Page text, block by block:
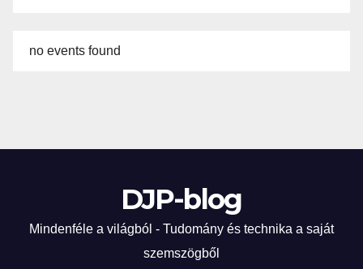
no events found
DJP-blog
Mindenféle a világból - Tudomány és technika a saját
szemszögből